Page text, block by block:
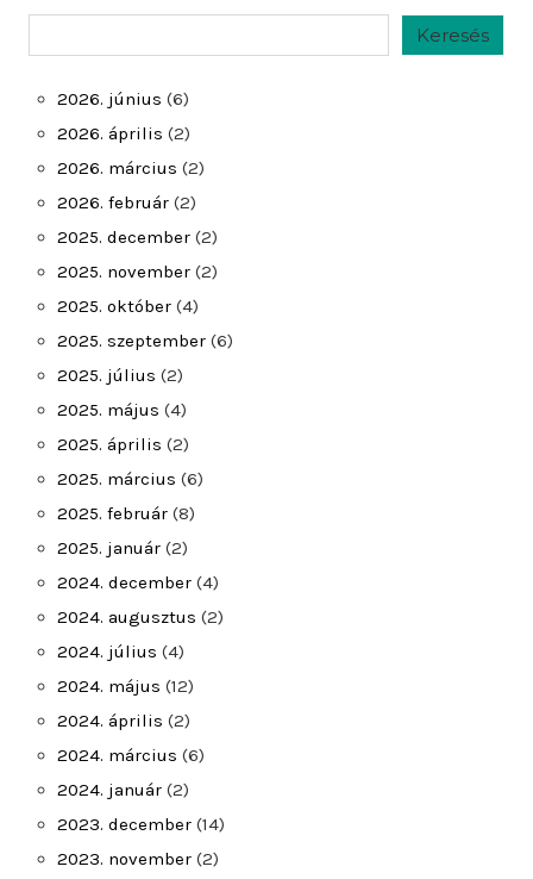
Keresés
2026. június (6)
2026. április (2)
2026. március (2)
2026. február (2)
2025. december (2)
2025. november (2)
2025. október (4)
2025. szeptember (6)
2025. július (2)
2025. május (4)
2025. április (2)
2025. március (6)
2025. február (8)
2025. január (2)
2024. december (4)
2024. augusztus (2)
2024. július (4)
2024. május (12)
2024. április (2)
2024. március (6)
2024. január (2)
2023. december (14)
2023. november (2)